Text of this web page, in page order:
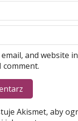
email, and website
Akismet, aby